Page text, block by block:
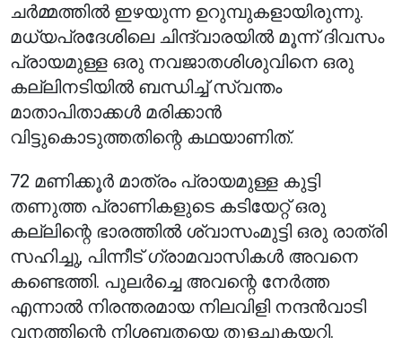
ചർമ്മത്തിൽ ഇഴയുന്ന ഉറുമ്പുകളായിരുന്നു.
മധ്യപ്രദേശിലെ ചിന്ദ്വാരയിൽ മൂന്ന് ദിവസം
പ്രായമുള്ള ഒരു നവജാതശിശുവിനെ ഒരു
കല്ലിനടിയിൽ ബന്ധിച്ച് സ്വന്തം
മാതാപിതാക്കൾ മരിക്കാൻ
വിട്ടുകൊടുത്തതിന്റെ കഥയാണിത്.
72 മണിക്കൂർ മാത്രം പ്രായമുള്ള കുട്ടി
തണുത്ത പ്രാണികളുടെ കടിയേറ്റ് ഒരു
കല്ലിന്റെ ഭാരത്തിൽ ശ്വാസംമുട്ടി ഒരു രാത്രി
സഹിച്ചു, പിന്നീട് ഗ്രാമവാസികൾ അവനെ
കണ്ടെത്തി. പുലർച്ചെ അവന്റെ നേർത്ത
എന്നാൽ നിരന്തരമായ നിലവിളി നന്ദൻവാടി
വനത്തിന്റെ നിശബ്ദതയെ തുളച്ചുകയറി.